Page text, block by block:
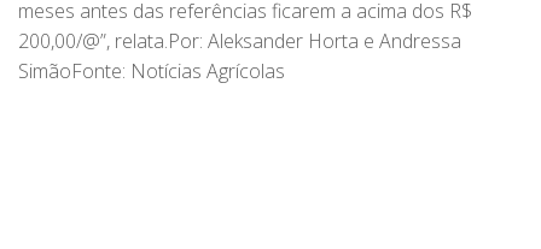
meses antes das referências ficarem a acima dos R$
200,00/@”, relata.Por: Aleksander Horta e Andressa
SimãoFonte: Notícias Agrícolas